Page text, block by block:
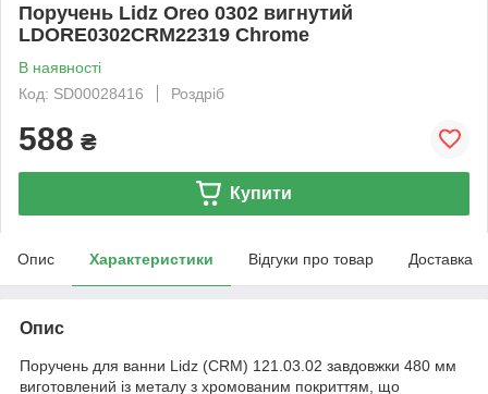
Поручень Lidz Oreo 0302 вигнутий
LDORE0302CRM22319 Chrome
В наявності
Код: SD00028416
Роздріб
588 ₴
Купити
Опис Характеристики Відгуки про товар Доставка
Опис
Поручень для ванни Lidz (CRM) 121.03.02 завдовжки 480 мм
виготовлений із металу з хромованим покриттям, що